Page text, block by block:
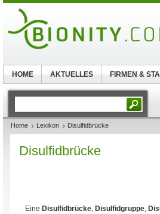
Home Lexikon Disulfidbrücke
Disulfidbrücke
Eine Disulfidbrücke, Disulfidgruppe,
HOME AKTUELLES FIRMEN &